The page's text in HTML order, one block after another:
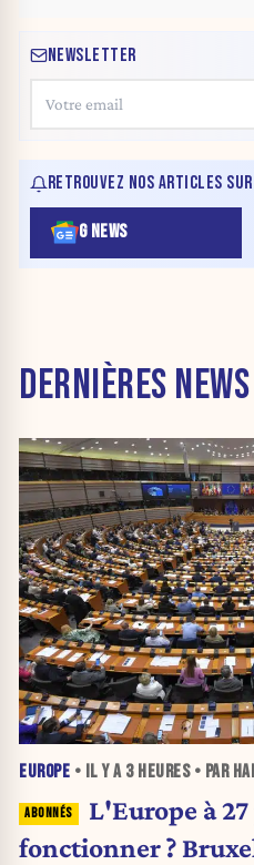
NEWSLETTER
RETROUVEZ NOS ARTICLES SUR
G NEWS
DERNIÈRES
EUROPE • IL Y A 3 HEURES• PAR
L'Europe à
fonctionner ?